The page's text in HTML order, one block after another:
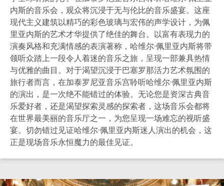
内斯的音乐会，观众将沉浸于无与伦比的音乐盛宴。这座
现代主义建筑以精巧的彩色玻璃与宏伟的声学设计，为佩
里亚内斯的艺术才华提供了绝佳的舞台。以富有表现力的
演奏风格和充满情感的表演著称，哈维尔·佩里亚内斯将带
领听众踏上一段令人着迷的音乐之旅，呈现一部兼具热情
与优雅的曲目。对于渴望沉浸于巴塞罗那活力艺术氛围的
旅行者而言，在加泰罗尼亚音乐宫聆听哈维尔·佩里亚内斯
的演出，是一次绝不能错过的体验。无论您是资深古典音
乐爱好者，还是渴望探索灵感的探索者，这场音乐会都将
在世界最美丽的音乐厅之一，为您呈现一场难忘的视听盛
宴。切勿错过见证哈维尔·佩里亚内斯迷人演出的机会，这
正是现场音乐永恒魔力的最佳见证。